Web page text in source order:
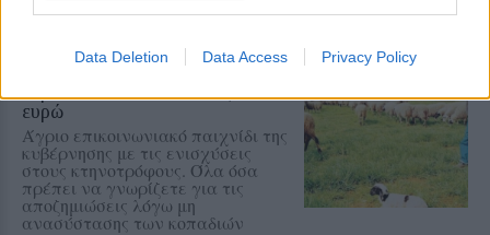
Data Deletion Data Access Privacy Policy
ΑΓΡΟΤΕΣ
Οι αποζημιώσεις των 38,1 εκατ.
ευρώ
Άγριο επικοινωνιακό παιχνίδι της
κυβέρνησης με τις ενισχύσεις
στους κτηνοτρόφους. Όλα όσα
πρέπει να γνωρίζετε για τις
αποζημιώσεις λόγω μη
ανασύστασης των κοπαδιών